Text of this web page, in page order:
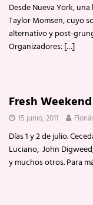
Desde Nueva York,
Taylor Momsen, cuyo
alternativo y post-
Organizadores:[…]
Fresh
15 junio, 2011
Días 1 y 2 de julio.
Luciano, John
y muchos otros. Para